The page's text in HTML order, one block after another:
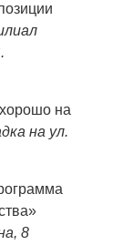
на
на ул.
8